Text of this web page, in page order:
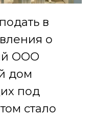
в
о
ООО
дом
под
стало